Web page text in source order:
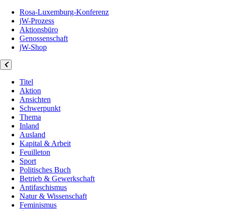
Rosa-Luxemburg-Konferenz
jW-Prozess
Aktionsbüro
Genossenschaft
jW-Shop
Titel
Aktion
Ansichten
Schwerpunkt
Thema
Inland
Ausland
Kapital & Arbeit
Feuilleton
Sport
Politisches Buch
Betrieb & Gewerkschaft
Antifaschismus
Natur & Wissenschaft
Feminismus